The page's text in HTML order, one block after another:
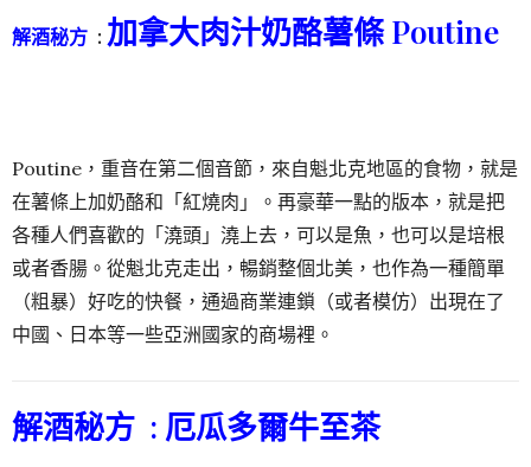
解酒秘方 : 加拿大肉汁奶酪薯條 Poutine
Poutine，重音在第二個音節，來自魁北克地區的食物，就是
在薯條上加奶酪和「紅燒肉」。再豪華一點的版本，就是把
各種人們喜歡的「澆頭」澆上去，可以是魚，也可以是培根
或者香腸。從魁北克走出，暢銷整個北美，也作為一種簡單
（粗暴）好吃的快餐，通過商業連鎖（或者模仿）出現在了
中國、日本等一些亞洲國家的商場裡。
解酒秘方 : 厄瓜多爾牛至茶